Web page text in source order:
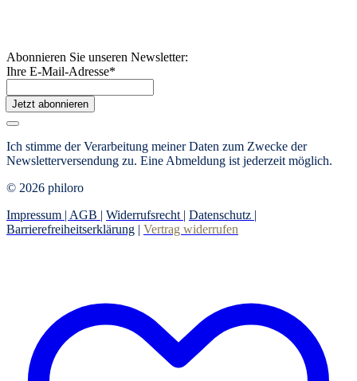
Abonnieren Sie unseren Newsletter:
Ihre E-Mail-Adresse*
Jetzt abonnieren
Ich stimme der Verarbeitung meiner Daten zum Zwecke der
Newsletterversendung zu. Eine Abmeldung ist jederzeit möglich.
© 2026 philoro
Impressum | AGB | Widerrufsrecht | Datenschutz |
Barrierefreiheitserklärung | Vertrag widerrufen